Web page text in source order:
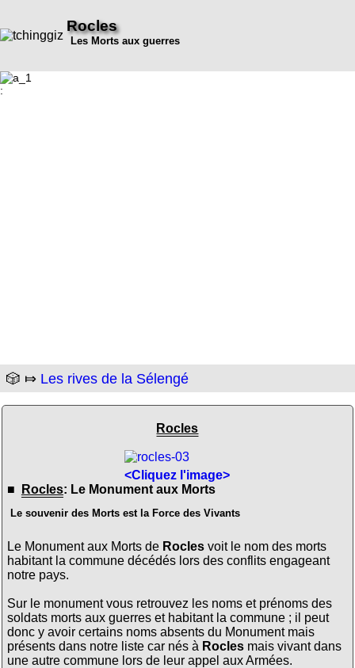
Rocles
Les Morts aux guerres
:
🎲 ⤇ Les rives de la Sélengé
Rocles
<Cliquez l'image>
■
Rocles: Le Monument aux Morts
Le souvenir des Morts est la Force des Vivants
Le Monument aux Morts de Roclesvoit le nom des morts
habitant la commune décédés lors des conflits engageant
notre pays.
Sur le monument vous retrouvez les noms et prénoms des
soldats morts aux guerres et habitant la commune ; il peut
donc y avoir certains noms absents du Monument mais
présents dans notre liste car nés à Roclesmais vivant dans
une autre commune lors de leur appel aux Armées.